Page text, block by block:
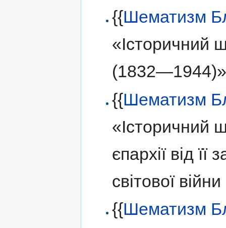
{{Шематизм
«Історичний
(1832—1944)»
{{Шематизм
«Історичний
єпархії від
світової
{{Шематизм